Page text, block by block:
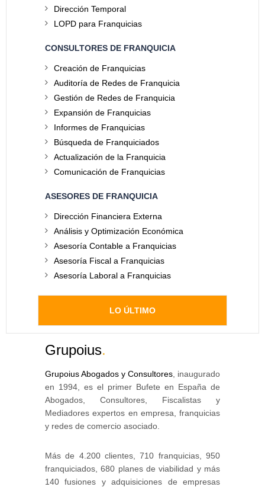
Dirección Temporal
LOPD para Franquicias
CONSULTORES DE FRANQUICIA
Creación de Franquicias
Auditoría de Redes de Franquicia
Gestión de Redes de Franquicia
Expansión de Franquicias
Informes de Franquicias
Búsqueda de Franquiciados
Actualización de la Franquicia
Comunicación de Franquicias
ASESORES DE FRANQUICIA
Dirección Financiera Externa
Análisis y Optimización Económica
Asesoría Contable a Franquicias
Asesoría Fiscal a Franquicias
Asesoría Laboral a Franquicias
LO ÚLTIMO
Grupoius.
Grupoius Abogados y Consultores , inaugurado
en 1994, es el primer Bufete en España de
Abogados, Consultores, Fiscalistas y
Mediadores expertos en empresa, franquicias
y redes de comercio asociado.
Más de 4.200 clientes, 710 franquicias, 950
franquiciados, 680 planes de viabilidad y más
140 fusiones y adquisiciones de empresas